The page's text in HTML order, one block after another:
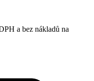
a bez nákladů na